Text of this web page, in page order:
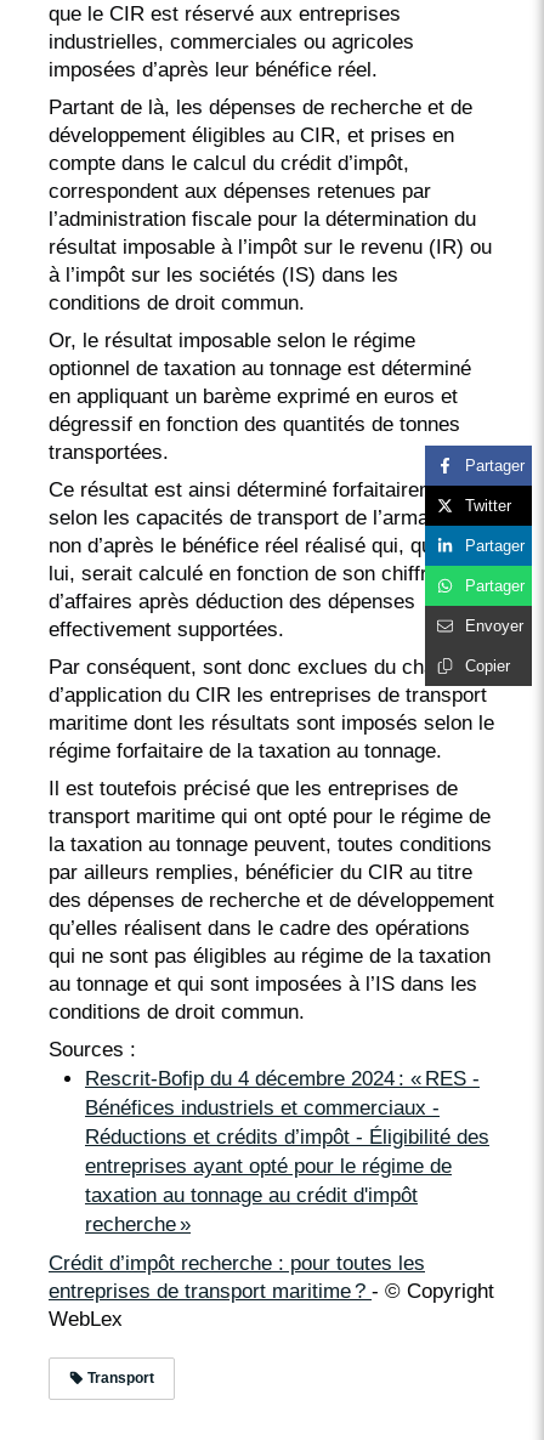
que le CIR est réservé aux entreprises
industrielles, commerciales ou agricoles
imposées d’après leur bénéfice réel.
Partant de là, les dépenses de recherche et de
développement éligibles au CIR, et prises en
compte dans le calcul du crédit d’impôt,
correspondent aux dépenses retenues par
l’administration fiscale pour la détermination du
résultat imposable à l’impôt sur le revenu (IR) ou
à l’impôt sur les sociétés (IS) dans les
conditions de droit commun.
Or, le résultat imposable selon le régime
optionnel de taxation au tonnage est déterminé
en appliquant un barème exprimé en euros et
dégressif en fonction des quantités de tonnes
transportées.
Ce résultat est ainsi déterminé forfaitairement
selon les capacités de transport de l’armateur et
non d’après le bénéfice réel réalisé qui, quant à
lui, serait calculé en fonction de son chiffre
d’affaires après déduction des dépenses
effectivement supportées.
Par conséquent, sont donc exclues du champ
d’application du CIR les entreprises de transport
maritime dont les résultats sont imposés selon le
régime forfaitaire de la taxation au tonnage.
Il est toutefois précisé que les entreprises de
transport maritime qui ont opté pour le régime de
la taxation au tonnage peuvent, toutes conditions
par ailleurs remplies, bénéficier du CIR au titre
des dépenses de recherche et de développement
qu’elles réalisent dans le cadre des opérations
qui ne sont pas éligibles au régime de la taxation
au tonnage et qui sont imposées à l’IS dans les
conditions de droit commun.
Sources :
Rescrit-Bofip du 4 décembre 2024 : « RES -
Bénéfices industriels et commerciaux -
Réductions et crédits d’impôt - Éligibilité des
entreprises ayant opté pour le régime de
taxation au tonnage au crédit d'impôt
recherche »
Crédit d’impôt recherche : pour toutes les
entreprises de transport maritime ? - © Copyright
WebLex
Transport
Partager
Twitter
Partager
Partager
Envoyer
Copier